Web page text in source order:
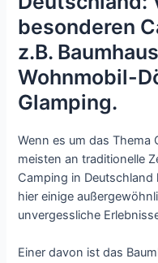
besonderen
z.B.
Wohnmobil-
Glamping.
Wenn es um das Thema
meisten an traditionelle
Camping in
hier einige
unvergessliche
Einer davon ist das